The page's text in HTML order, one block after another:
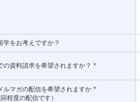
学をお考えですか？
の資料請求を希望されますか？ *
ルマガの配信を希望されますか *
回程度の配信です）